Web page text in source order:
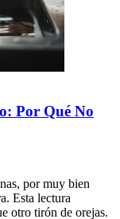
Por Qué No
por muy bien
Esta lectura
otro tirón de orejas.